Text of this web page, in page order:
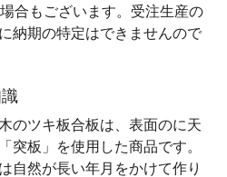
合もございます。受注生産の
納期の特定はできませんので
のツキ板合板は、表面のに天
突板」を使用した商品です。
自然が長い年月をかけて作り